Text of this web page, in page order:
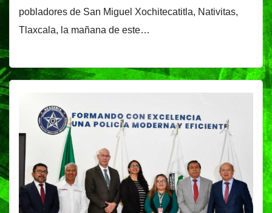
pobladores de San Miguel Xochitecatitla, Nativitas,
Tlaxcala, la mañana de este…